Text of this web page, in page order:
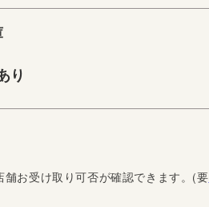
り
舗お受け取り可否が確認できます。(要